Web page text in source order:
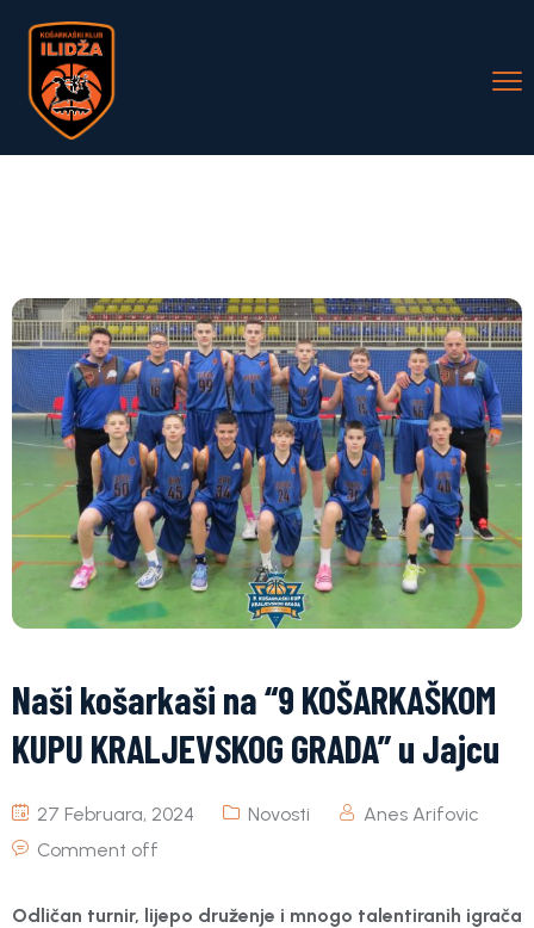
Naši košarkaši na “9 KOŠARKAŠKOM
KUPU KRALJEVSKOG GRADA” u Jajcu
27 Februara, 2024 Novosti
Anes Arifovic
Comment off
Odličan turnir, lijepo druženje i mnogo talentiranih igrača